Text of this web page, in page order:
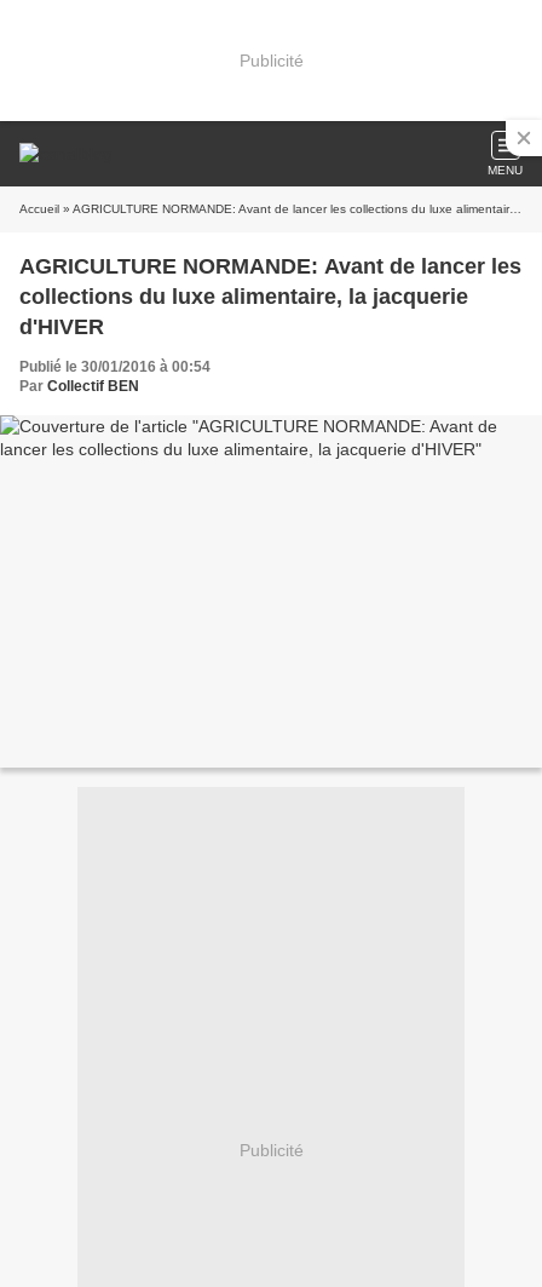
Publicité
MENU
Accueil » AGRICULTURE NORMANDE: Avant de lancer les collections du luxe alimentaire, la jacquerie d'HIVER
AGRICULTURE NORMANDE: Avant de lancer les
collections du luxe alimentaire, la jacquerie
d'HIVER
Publié le 30/01/2016 à 00:54
Par Collectif BEN
Publicité